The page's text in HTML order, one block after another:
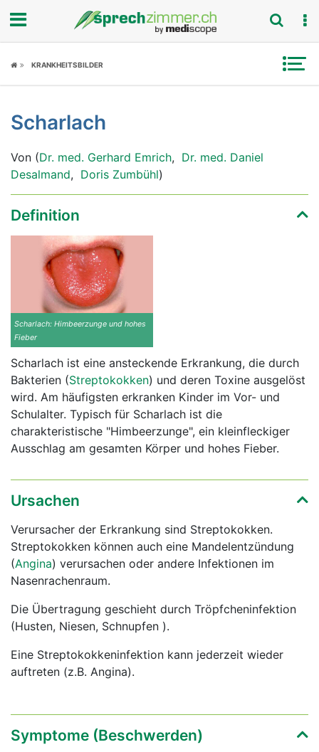
Fokus
Symptome
Untersuchungen
News
Rubriken
KRANKHEITSBILDER
Scharlach
Von (Dr. med. Gerhard Emrich, Dr. med. Daniel
Desalmand, Doris Zumbühl)
Definition
Scharlach: Himbeerzunge und hohes
Fieber
Scharlach ist eine ansteckende Erkrankung, die durch
Bakterien (Streptokokken) und deren Toxine ausgelöst
wird. Am häufigsten erkranken Kinder im Vor- und
Schulalter. Typisch für Scharlach ist die
charakteristische "Himbeerzunge", ein kleinfleckiger
Ausschlag am gesamten Körper und hohes Fieber.
Ursachen
Verursacher der Erkrankung sind Streptokokken.
Streptokokken können auch eine Mandelentzündung
(Angina) verursachen oder andere Infektionen im
Nasenrachenraum.
Die Übertragung geschieht durch Tröpfcheninfektion
(Husten, Niesen, Schnupfen ).
Eine Streptokokkeninfektion kann jederzeit wieder
auftreten (z.B. Angina).
Symptome (Beschwerden)